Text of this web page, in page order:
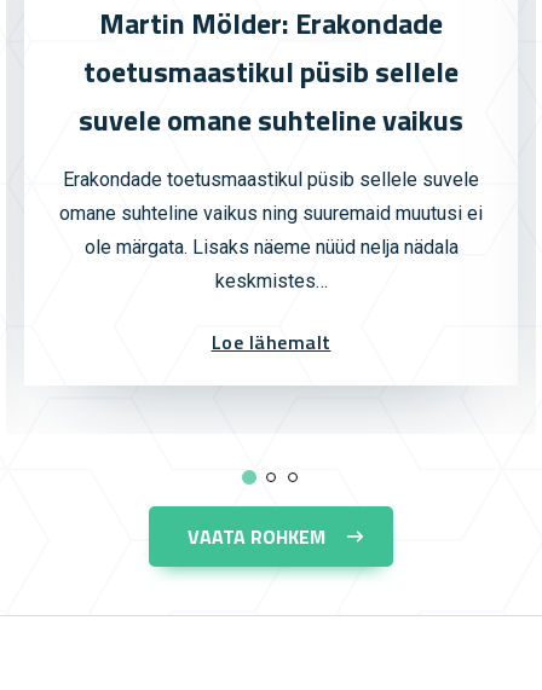
Martin Mölder: Erakondade
toetusmaastikul püsib sellele
suvele omane suhteline vaikus
Erakondade toetusmaastikul püsib sellele suvele
omane suhteline vaikus ning suuremaid muutusi ei
ole märgata. Lisaks näeme nüüd nelja nädala
keskmistes…
Loe lähemalt
VAATA ROHKEM